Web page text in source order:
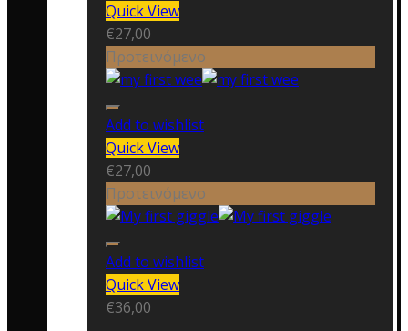
Quick View
€27,00
Προτεινόμενο
Add to wishlist
Quick View
€27,00
Προτεινόμενο
Add to wishlist
Quick View
€36,00